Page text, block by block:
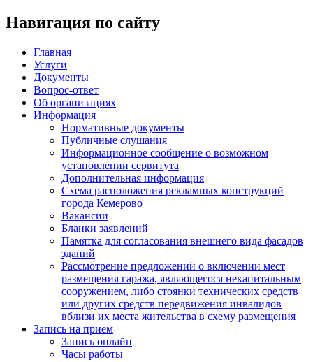
Навигация по сайту
Главная
Услуги
Документы
Вопрос-ответ
Об организациях
Информация
Нормативные документы
Публичные слушания
Информационное сообщение о возможном
установлении сервитута
Дополнительная информация
Схема расположения рекламных конструкций
города Кемерово
Вакансии
Бланки заявлений
Памятка для согласования внешнего вида фасадов
зданий
Рассмотрение предложений о включении мест
размещения гаража, являющегося некапитальным
сооружением, либо стоянки технических средств
или других средств передвижения инвалидов
вблизи их места жительства в схему размещения
Запись на прием
Запись онлайн
Часы работы